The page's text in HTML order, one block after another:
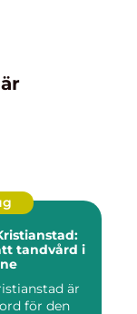
tandvård i
är
för den